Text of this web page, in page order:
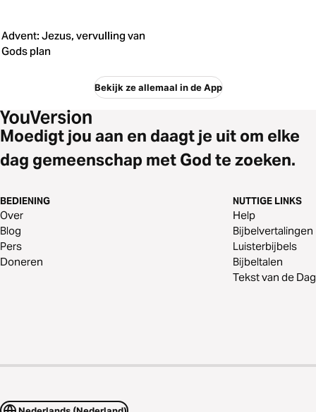
Advent: Jezus, vervulling van
Gods plan
Bekijk ze allemaal in de App
Moedigt jou aan en daagt je uit om elke
dag gemeenschap met God te zoeken.
BEDIENING
Over
Blog
Pers
Doneren
NUTTIGE LINKS
Help
Bijbelvertalingen
Luisterbijbels
Bijbeltalen
Tekst van de Dag